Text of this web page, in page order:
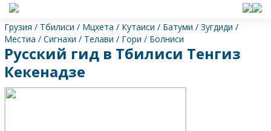
Грузия / Тбилиси / Мцхета / Кутаиси / Батуми / Зугдиди /
Местиа / Сигнахи / Телави / Гори / Болниси
Русский гид в Тбилиси Тенгиз
Кекенадзе